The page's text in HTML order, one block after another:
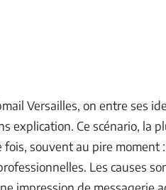
Versailles, on entre ses
explication. Ce scénario, la
fois, souvent au pire moment
Les causes